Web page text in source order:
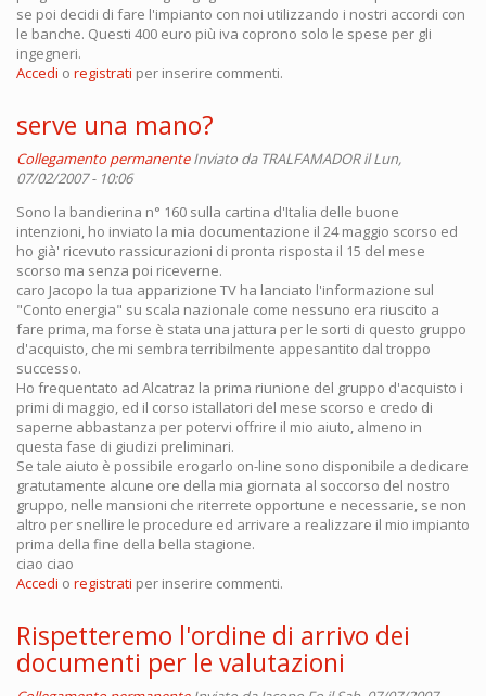
se poi decidi di fare l'impianto con noi utilizzando i nostri accordi con
le banche. Questi 400 euro più iva coprono solo le spese per gli
ingegneri.
Accedi o registrati per inserire commenti.
serve una mano?
Collegamento permanente Inviato da TRALFAMADORil Lun,
07/02/2007 - 10:06
Sono la bandierina n° 160 sulla cartina d'Italia delle buone
intenzioni, ho inviato la mia documentazione il 24 maggio scorso ed
ho già' ricevuto rassicurazioni di pronta risposta il 15 del mese
scorso ma senza poi riceverne.
caro Jacopo la tua apparizione TV ha lanciato l'informazione sul
"Conto energia" su scala nazionale come nessuno era riuscito a
fare prima, ma forse è stata una jattura per le sorti di questo gruppo
d'acquisto, che mi sembra terribilmente appesantito dal troppo
successo.
Ho frequentato ad Alcatraz la prima riunione del gruppo d'acquisto i
primi di maggio, ed il corso istallatori del mese scorso e credo di
saperne abbastanza per potervi offrire il mio aiuto, almeno in
questa fase di giudizi preliminari.
Se tale aiuto è possibile erogarlo on-line sono disponibile a dedicare
gratutamente alcune ore della mia giornata al soccorso del nostro
gruppo, nelle mansioni che riterrete opportune e necessarie, se non
altro per snellire le procedure ed arrivare a realizzare il mio impianto
prima della fine della bella stagione.
ciao ciao
Accedi o registrati per inserire commenti.
Rispetteremo l'ordine di arrivo dei
documenti per le valutazioni